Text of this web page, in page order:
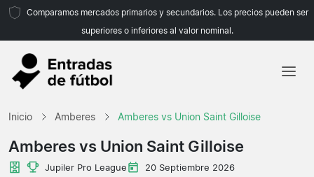
Comparamos mercados primarios y secundarios. Los precios pueden ser
superiores o inferiores al valor nominal.
Inicio Amberes Amberes vs Union Saint Gilloise
Amberes vs Union Saint Gilloise
Jupiler Pro League 20 Septiembre 2026